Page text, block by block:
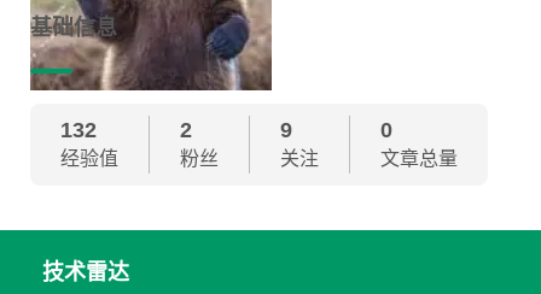
基础信息
132
经验值
2
粉丝
9
关注
0
文章总量
技术雷达